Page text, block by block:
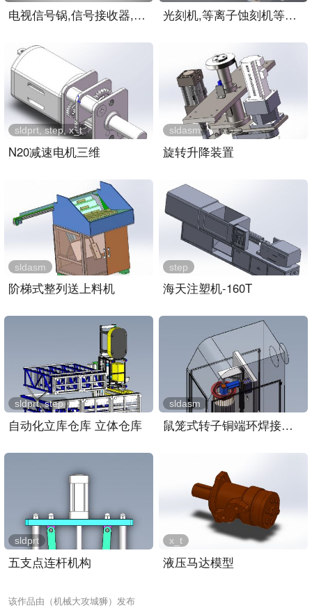
电视信号锅,信号接收器,屋.. 光刻机,等离子蚀刻机等芯片..
N20减速电机三维
sldprt, step, x_t
旋转升降装置
sldasm
阶梯式整列送上料机
sldasm
海天注塑机-160T
step
自动化立库仓库 立体仓库
sldprt, step
鼠笼式转子铜端环焊接装置..
sldasm
五支点连杆机构
sldprt
液压马达模型
x_t
该作品由（机械大攻城狮）发布